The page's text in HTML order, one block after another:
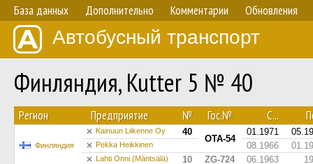
База данных Дополнительно Комментарии Обновления
Автобусный транспорт
Финляндия, Kutter 5 № 40
Регион Предприятие № Гос.№ С...
Финляндия
Kainuun Liikenne Oy 40
OTA-54
01.1971
Pekka Heikkinen 08.1966
Lahti Onni (Mäntsälä) 10 ZG-724 06.1963